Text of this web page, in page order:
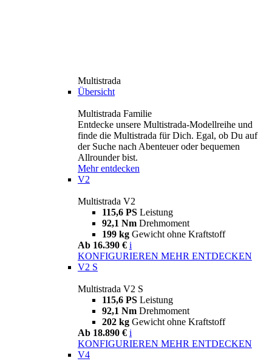
Multistrada
Übersicht
Multistrada Familie
Entdecke unsere Multistrada-Modellreihe und
finde die Multistrada für Dich. Egal, ob Du auf
der Suche nach Abenteuer oder bequemen
Allrounder bist.
Mehr entdecken
V2
Multistrada V2
115,6 PS Leistung
92,1 Nm Drehmoment
199 kg Gewicht ohne Kraftstoff
Ab 16.390 € i
KONFIGURIEREN MEHR ENTDECKEN
V2 S
Multistrada V2 S
115,6 PS Leistung
92,1 Nm Drehmoment
202 kg Gewicht ohne Kraftstoff
Ab 18.890 € i
KONFIGURIEREN MEHR ENTDECKEN
V4